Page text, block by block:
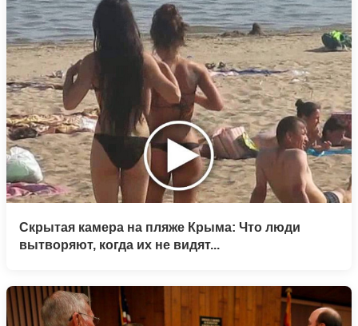
Скрытая камера на пляже Крыма: Что люди
вытворяют, когда их не видят...